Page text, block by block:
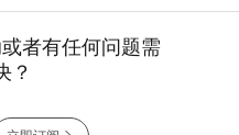
者有任何问题需
？